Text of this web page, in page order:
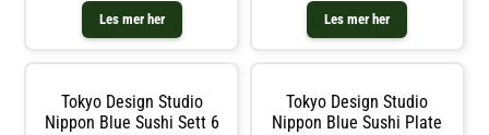
Les mer her
klassisk fargekombinasjon.
Tallerkenen har et håndlaget
design i høykvalitets porselen
andre mønstre fra samme serie.
Mindre variasjoner kan
Les mer her
klassisk fargekombinasjon.
Tallerkenen har et håndlaget
design i høykvalitets porselen
andre mønstre fra samme serie.
Mindre variasjoner kan
Tokyo Design Studio
Nippon Blue Sushi Sett 6
Tokyo Design Studio
Nippon Blue Sushi Plate